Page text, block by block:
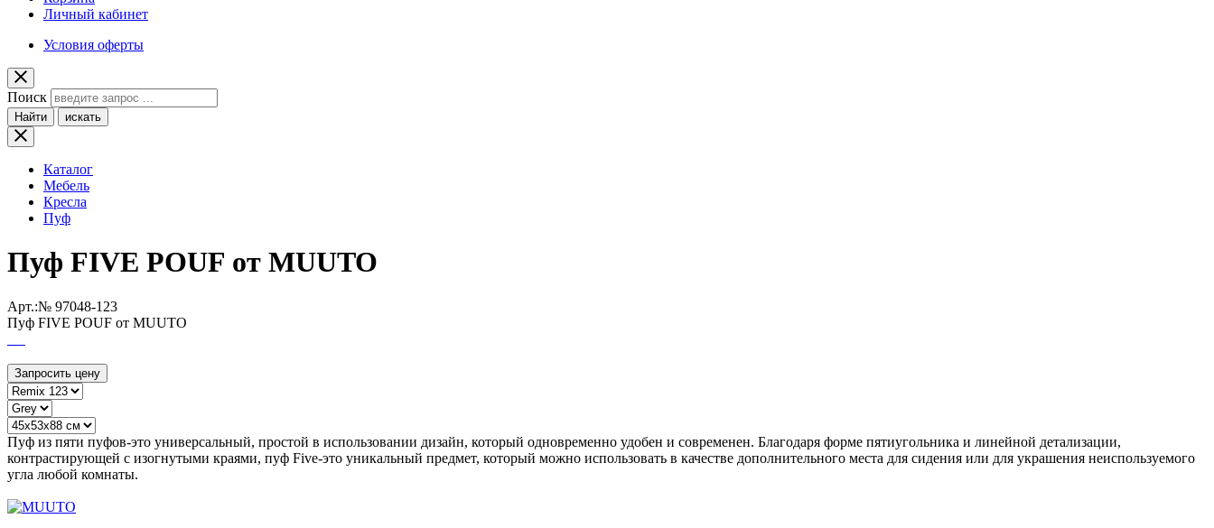
Личный кабинет
Условия оферты
Поиск
Найти искать
Каталог
Мебель
Кресла
Пуф
Пуф FIVE POUF от MUUTO
Арт.:№ 97048-123
Пуф FIVE POUF от MUUTO
Запросить цену
Пуф из пяти пуфов-это универсальный, простой в использовании дизайн, который одновременно удобен и современен. Благодаря форме пятиугольника и линейной детализации,
контрастирующей с изогнутыми краями, пуф Five-это уникальный предмет, который можно использовать в качестве дополнительного места для сидения или для украшения неиспользуемого
угла любой комнаты.